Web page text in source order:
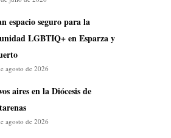
espacio seguro para la
LGBTIQ+ en Esparza y
agosto de 2026
aires en la Diócesis de
agosto de 2026